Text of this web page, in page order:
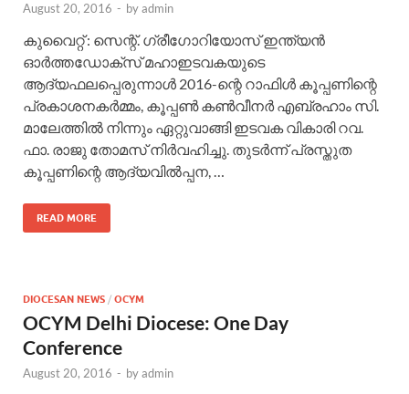
August 20, 2016 - byadmin
കുവൈറ്റ്‌ : സെന്റ്‌. ഗ്രീഗോറിയോസ്‌ ഇന്ത്യൻ
ഓർത്തഡോക്സ്‌ മഹാഇടവകയുടെ
ആദ്യഫലപ്പെരുന്നാൾ 2016-ന്റെ റാഫിൾ കൂപ്പണിന്റെ
പ്രകാശനകർമ്മം, കൂപ്പൺ കൺവീനർ എബ്രഹാം സി.
മാലേത്തിൽ നിന്നും ഏറ്റുവാങ്ങി ഇടവക വികാരി റവ.
ഫാ. രാജു തോമസ്‌ നിർവഹിച്ചു. തുടർന്ന്‌ പ്രസ്തുത
കൂപ്പണിന്റെ ആദ്യവിൽപ്പന, …
READ MORE
DIOCESAN NEWS / OCYM
OCYM Delhi Diocese: One Day
Conference
August 20, 2016 - byadmin